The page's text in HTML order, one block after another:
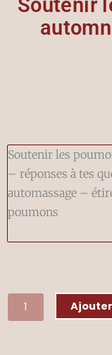
Soutenir
Soutenir les
– réponses à tes
automassage –
poumons
quantité
de